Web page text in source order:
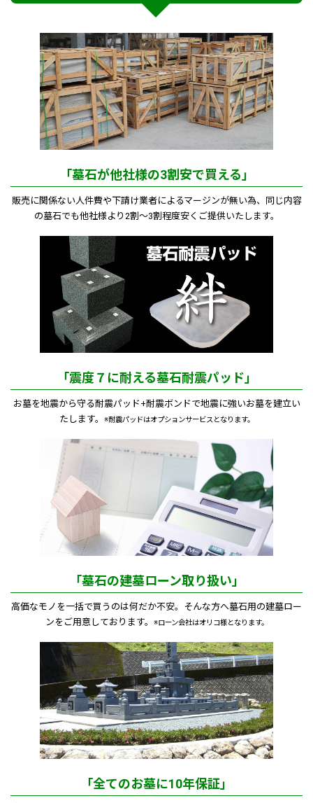
「墓石が他社様の3割安で買える」
販売に関係ない人件費や下請け業者によるマージンが無い為、同じ内容
の墓石でも他社様より2割～3割程度安くご提供いたします。
「震度７に耐える墓石耐震パッド」
お墓を地震から守る耐震パッド+耐震ボンドで地震に強いお墓を建立い
たします。
※耐震パッドはオプションサービスとなります。
「墓石の建墓ローン取り扱い」
高価なモノを一括で買うのは何だか不安。そんな方へ墓石用の建墓ロー
ンをご用意しております。
※ローン会社はオリコ様となります。
「全てのお墓に10年保証」